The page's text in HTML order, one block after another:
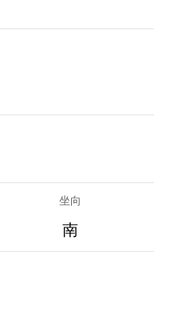
坐向
南